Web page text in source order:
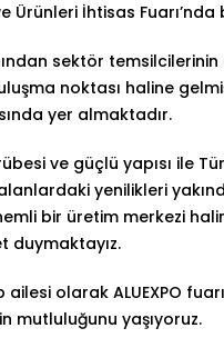
Ürünleri İhtisas Fuarı’nda
sektör temsilcilerinin
noktası haline
yer almaktadır.
ve güçlü yapısı ile
yenilikleri
bir üretim merkezi
duymaktayız.
ailesi olarak ALUEXPO
mutluluğunu yaşıyoruz.